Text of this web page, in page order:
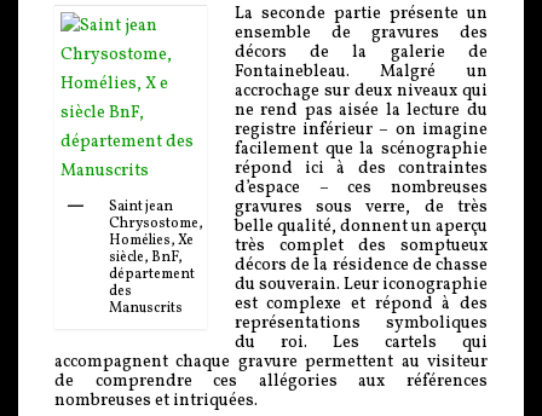
Saint jean
Chrysostome,
Homélies, Xe
siècle, BnF,
département
des
Manuscrits
La seconde partie présente un
ensemble de gravures des
décors de la galerie de
Fontainebleau. Malgré un
accrochage sur deux niveaux qui
ne rend pas aisée la lecture du
registre inférieur – on imagine
facilement que la scénographie
répond ici à des contraintes
d’espace – ces nombreuses
gravures sous verre, de très
belle qualité, donnent un aperçu
très complet des somptueux
décors de la résidence de chasse
du souverain. Leur iconographie
est complexe et répond à des
représentations symboliques
du roi. Les cartels qui
accompagnent chaque gravure permettent au visiteur
de comprendre ces allégories aux références
nombreuses et intriquées.